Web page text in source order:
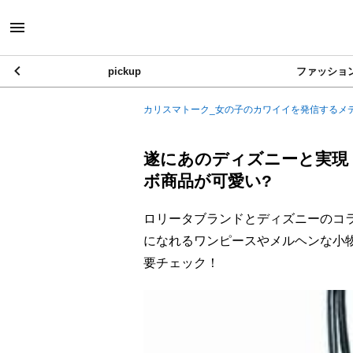
pickup ファッショ
カリスマトーク_女の子のカワイイを発信するメ
遂にあのディズニーと実
ボ商品が可愛い?
ロリータブランドとディズニーの
になれるワンピースやメルヘンな小
要チェック！